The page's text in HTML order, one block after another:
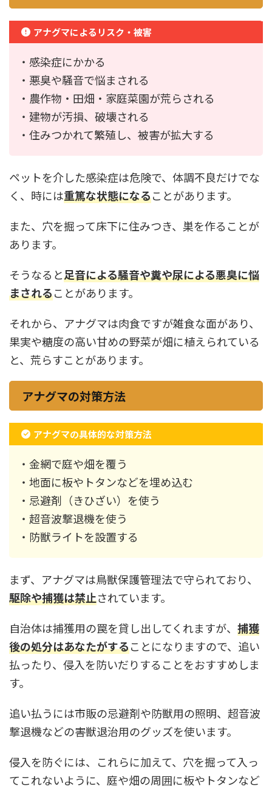
アナグマによるリスク・被害
・感染症にかかる
・悪臭や騒音で悩まされる
・農作物・田畑・家庭菜園が荒らされる
・建物が汚損、破壊される
・住みつかれて繁殖し、被害が拡大する
ペットを介した感染症は危険で、体調不良だけでな
く、時には重篤な状態になることがあります。
また、穴を掘って床下に住みつき、巣を作ることが
あります。
そうなると足音による騒音や糞や尿による悪臭に悩
まされることがあります。
それから、アナグマは肉食ですが雑食な面があり、
果実や糖度の高い甘めの野菜が畑に植えられている
と、荒らすことがあります。
アナグマの対策方法
アナグマの具体的な対策方法
・金網で庭や畑を覆う
・地面に板やトタンなどを埋め込む
・忌避剤（きひざい）を使う
・超音波撃退機を使う
・防獣ライトを設置する
まず、 アナグマは鳥獣保護管理法で守られており、
駆除や捕獲は禁止されています。
自治体は捕獲用の罠を貸し出してくれますが、 捕獲
後の処分はあなたがすることになりますので、追い
払ったり、侵入を防いだりすることをおすすめしま
す。
追い払うには市販の忌避剤や防獣用の照明、超音波
撃退機などの害獣退治用のグッズを使います。
侵入を防ぐには、これらに加えて、穴を掘って入っ
てこれないように、庭や畑の周囲に板やトタンなど